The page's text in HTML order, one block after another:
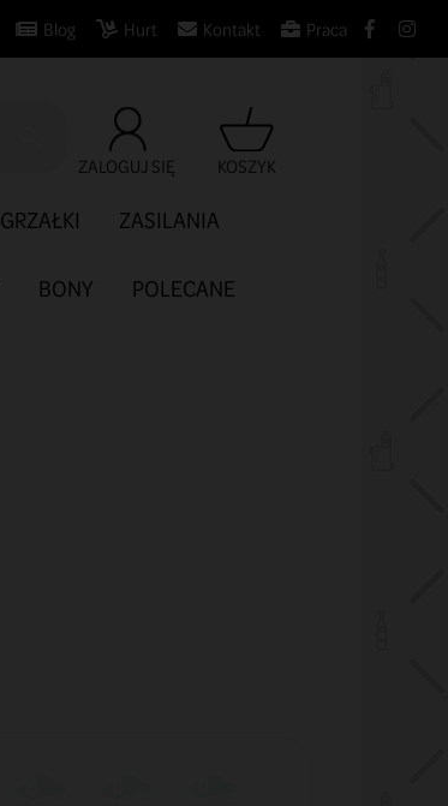
Blog Hurt Kontakt Praca
ZALOGUJ SIĘ KOSZYK
GRZAŁKI ZASILANIA
BONY POLECANE